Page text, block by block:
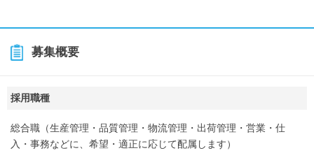
募集概要
採用職種
総合職（生産管理・品質管理・物流管理・出荷管理・営業・仕
入・事務などに、希望・適正に応じて配属します）